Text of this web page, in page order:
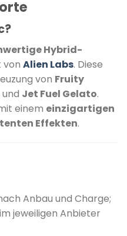
Hybrid-
von Alien Labs. Diese
von Fruity
und Jet Fuel Gelato.
einem einzigartigen
Effekten.
Anbau und Charge;
jeweiligen Anbieter